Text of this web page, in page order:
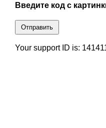
Введите код с
Отправить
Your support ID is: